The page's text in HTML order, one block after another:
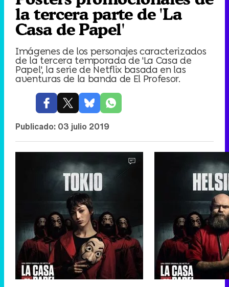
la tercera parte de 'La
Casa de Papel'
Imágenes de los personajes caracterizados
de la tercera temporada de 'La Casa de
Papel', la serie de Netflix basada en las
aventuras de la banda de El Profesor.
Publicado: 03 julio 2019